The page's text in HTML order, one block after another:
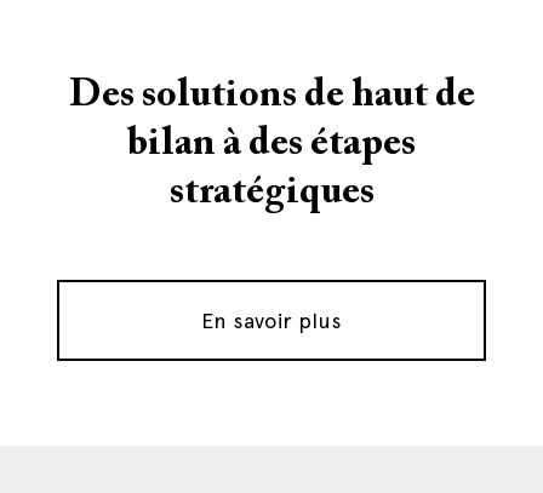
Des solutions de haut de
bilan à des étapes
stratégiques
En savoir plus